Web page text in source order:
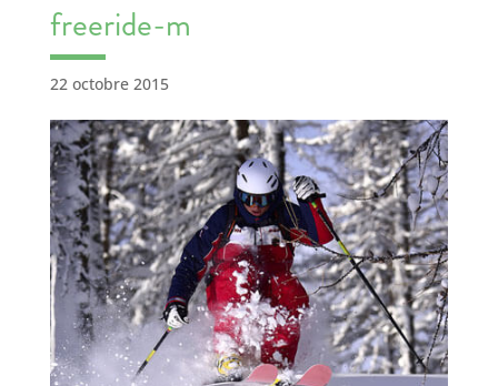
freeride-m
22 octobre 2015